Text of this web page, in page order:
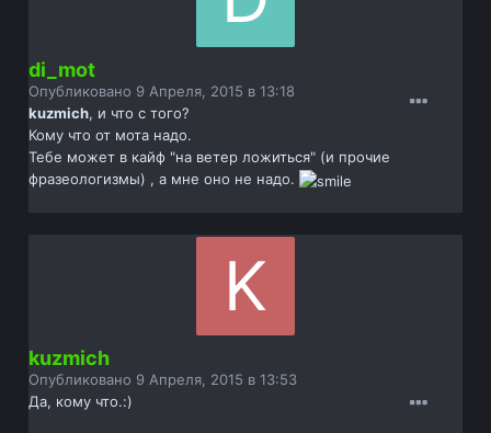
di_mot
Опубликовано 9 Апреля, 2015 в 13:18
kuzmich, и что с того?
Кому что от мота надо.
Тебе может в кайф "на ветер ложиться" (и прочие
фразеологизмы) , а мне оно не надо.
kuzmich
Опубликовано 9 Апреля, 2015 в 13:53
Да, кому что.:)